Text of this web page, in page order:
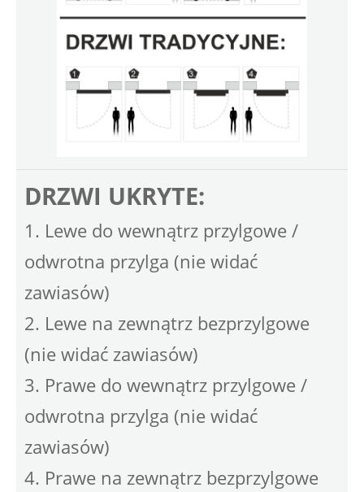
DRZWI UKRYTE:
1. Lewe do wewnątrz przylgowe /
odwrotna przylga (nie widać
zawiasów)
2. Lewe na zewnątrz bezprzylgowe
(nie widać zawiasów)
3. Prawe do wewnątrz przylgowe /
odwrotna przylga (nie widać
zawiasów)
4. Prawe na zewnątrz bezprzylgowe